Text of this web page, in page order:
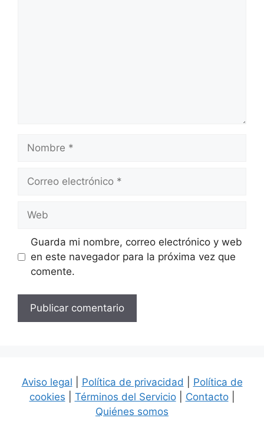
Nombre
Correo
Web
Guarda mi nombre, correo electrónico y web
en este navegador para la próxima vez que
comente.
Aviso legal Política de privacidad
Política de
cookies
Términos del Servicio| Contacto|
Quiénes somos